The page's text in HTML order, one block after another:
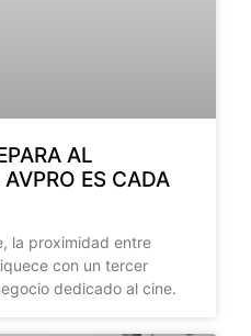
AL
ES CADA
la proximidad entre
con un tercer
dedicado al cine.